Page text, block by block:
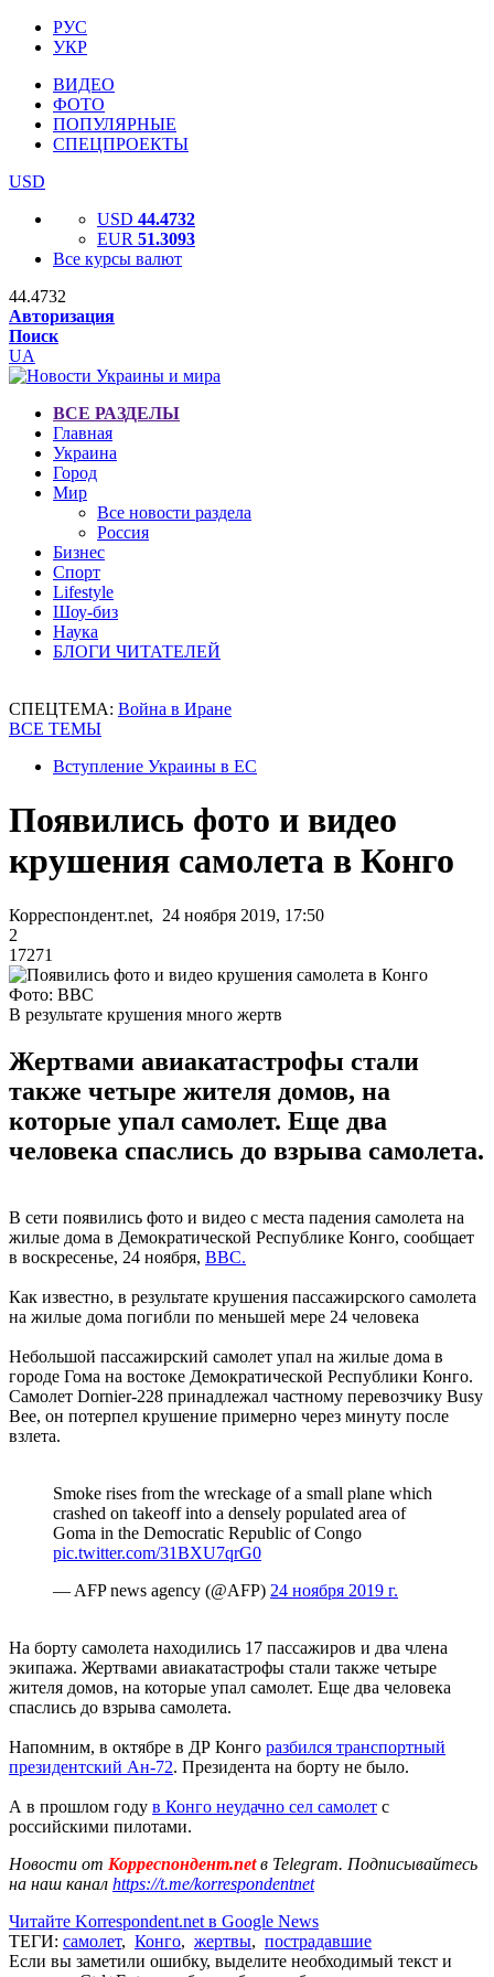
РУС
УКР
ВИДЕО
ФОТО
ПОПУЛЯРНЫЕ
СПЕЦПРОЕКТЫ
USD
USD 44.4732
EUR 51.3093
Все курсы валют
44.4732
Авторизация
Поиск
UA
ВСЕ РАЗДЕЛЫ
Главная
Украина
Город
Мир
Все новости раздела
Россия
Бизнес
Спорт
Lifestyle
Шоу-биз
Наука
БЛОГИ ЧИТАТЕЛЕЙ
СПЕЦТЕМА: Война в Иране
ВСЕ ТЕМЫ
Вступление Украины в ЕС
Появились фото и видео
крушения самолета в Конго
Корреспондент.net, 24 ноября 2019, 17:50
2
17271
Фото: ВВС
В результате крушения много жертв
Жертвами авиакатастрофы стали
также четыре жителя домов, на
которые упал самолет. Еще два
человека спаслись до взрыва самолета.
В сети появились фото и видео с места падения самолета на
жилые дома в Демократической Республике Конго, сообщает
в воскресенье, 24 ноября, ВВС.
Как известно, в результате крушения пассажирского самолета
на жилые дома погибли по меньшей мере 24 человека
Небольшой пассажирский самолет упал на жилые дома в
городе Гома на востоке Демократической Республики Конго.
Самолет Dornier-228 принадлежал частному перевозчику Busy
Bee, он потерпел крушение примерно через минуту после
взлета.
Smoke rises from the wreckage of a small plane which
crashed on takeoff into a densely populated area of
Goma in the Democratic Republic of Congo
pic.twitter.com/31BXU7qrG0
— AFP news agency (@AFP) 24 ноября 2019 г.
На борту самолета находились 17 пассажиров и два члена
экипажа. Жертвами авиакатастрофы стали также четыре
жителя домов, на которые упал самолет. Еще два человека
спаслись до взрыва самолета.
Напомним, в октябре в ДР Конго разбился транспортный
президентский Ан-72. Президента на борту не было.
А в прошлом году в Конго неудачно сел самолет с
российскими пилотами.
Новости от Корреспондент.netв Telegram. Подписывайтесь
на наш канал https://t.me/korrespondentnet
Читайте Korrespondent.net в Google News
ТЕГИ: самолет, Конго, жертвы, пострадавшие
Если вы заметили ошибку, выделите необходимый текст и